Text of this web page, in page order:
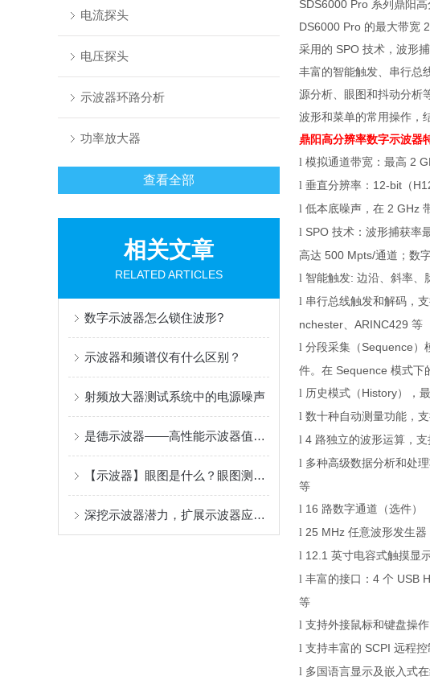
电流探头
电压探头
示波器环路分析
功率放大器
查看全部
相关文章
RELATED ARTICLES
数字示波器怎么锁住波形?
示波器和频谱仪有什么区别？
射频放大器测试系统中的电源噪声
是德示波器——高性能示波器值得拥有
【示波器】眼图是什么？眼图测试及意义
深挖示波器潜力，扩展示波器应用范围
SDS6000 Pro 系列鼎阳
DS6000 Pro 的最大带宽
采用的 SPO 技术，波形
丰富的智能触发、串行总
源分析、眼图和抖动分析
波形和菜单的常用操作，
鼎阳高分辨率数字示波器
l 模拟通道带宽：最高 2
l 垂直分辨率： 12-bit （
l 低本底噪声，在 2 GHz
l SPO 技术：波形捕获率
高达 500 Mpts/通道；数
l 智能触发: 边沿、斜率、
l 串行总线触发和解码，
nchester
ARINC429 等
l 分段采集（Sequence）
件。在 Sequence 模式下
l 历史模式（History），
l 数十种自动测量功能，支
l 4 路独立的波形运算，支
l 多种高级数据分析和处
等
l 16 路数字通道（选件）
l 25 MHz 任意波形发生器
l 12.1 英寸电容式触摸显
l 丰富的接口： 4 个 USB
等
l 支持外接鼠标和键盘操
l 支持丰富的 SCPI 远程控
l 多国语言显示及嵌入式